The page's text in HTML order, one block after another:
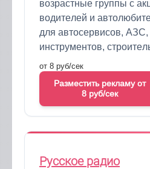
возрастные группы с
водителей и
для автосервисов,
инструментов,
от 8 руб/сек
Разместить рекламу от
8 руб/сек
Русское радио